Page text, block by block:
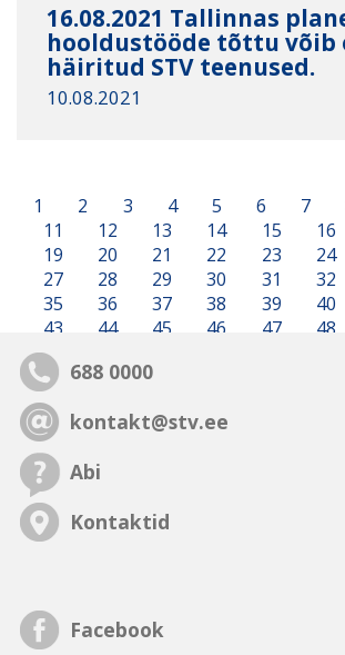
16.08.2021 Tallinnas
hooldustööde tõttu võib
häiritud STV teenused.
10.08.2021
1 2 3 4 5 6 7
11
12 13 14 15 16
19
20 21 22 23 24
27
28 29 30 31 32
35
36 37 38 39 40
43
44 45 46 47 48
688 0000
kontakt@stv.ee
Abi
Kontaktid
Facebook